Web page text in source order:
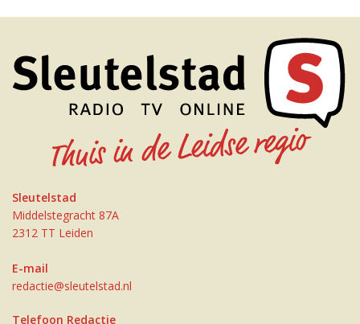
Sleutelstad
Middelstegracht 87A
2312 TT Leiden
E-mail
redactie@sleutelstad.nl
Telefoon Redactie